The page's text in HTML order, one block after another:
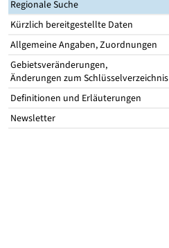
Regionale Suche
Kürzlich bereitgestellte Daten
Allgemeine Angaben, Zuordnungen
Gebietsveränderungen,
Änderungen zum Schlüsselverzeichnis
Definitionen und Erläuterungen
Newsletter